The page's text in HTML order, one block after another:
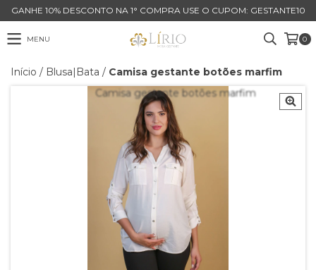
GANHE 10% DESCONTO NA 1° COMPRA USE O CUPOM: GESTANTE10
MENU 0
Início / Blusa|Bata / Camisa gestante botões marfim